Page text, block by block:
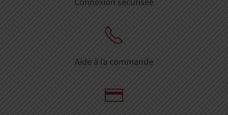
Aide à la commande